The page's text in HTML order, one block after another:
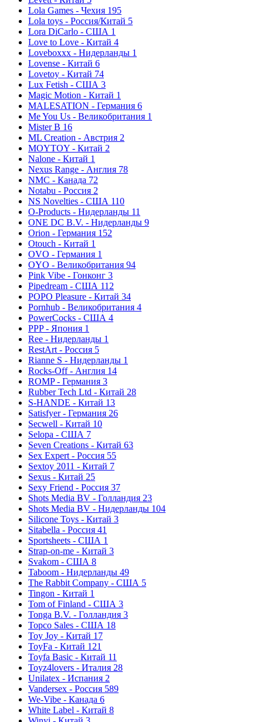
Lola Games - Чехия 195
Lola toys - Россия/Китай 5
Lora DiCarlo - США 1
Love to Love - Китай 4
Loveboxxx - Нидерланды 1
Lovense - Китай 6
Lovetoy - Китай 74
Lux Fetish - США 3
Magic Motion - Китай 1
MALESATION - Германия 6
Me You Us - Великобритания 1
Mister B 16
ML Creation - Австрия 2
MOYTOY - Китай 2
Nalone - Китай 1
Nexus Range - Англия 78
NMC - Канада 72
Notabu - Россия 2
NS Novelties - США 110
O-Products - Нидерланды 11
ONE DC B.V. - Нидерланды 9
Orion - Германия 152
Otouch - Китай 1
OVO - Германия 1
OYO - Великобритания 94
Pink Vibe - Гонконг 3
Pipedream - США 112
POPO Pleasure - Китай 34
Pornhub - Великобритания 4
PowerCocks - США 4
PPP - Япония 1
Ree - Нидерланды 1
RestArt - Россия 5
Rianne S - Нидерланды 1
Rocks-Off - Англия 14
ROMP - Германия 3
Rubber Tech Ltd - Китай 28
S-HANDE - Китай 13
Satisfyer - Германия 26
Secwell - Китай 10
Selopa - США 7
Seven Creations - Китай 63
Sex Expert - Россия 55
Sextoy 2011 - Китай 7
Sexus - Китай 25
Sexy Friend - Россия 37
Shots Media BV - Голландия 23
Shots Media BV - Нидерланды 104
Silicone Toys - Китай 3
Sitabella - Россия 41
Sportsheets - США 1
Strap-on-me - Китай 3
Svakom - США 8
Taboom - Нидерланды 49
The Rabbit Company - США 5
Tingon - Китай 1
Tom of Finland - США 3
Tonga B.V. - Голландия 3
Topco Sales - США 18
Toy Joy - Китай 17
ToyFa - Китай 121
Toyfa Basic - Китай 11
Toyz4lovers - Италия 28
Unilatex - Испания 2
Vandersex - Россия 589
We-Vibe - Канада 6
White Label - Китай 8